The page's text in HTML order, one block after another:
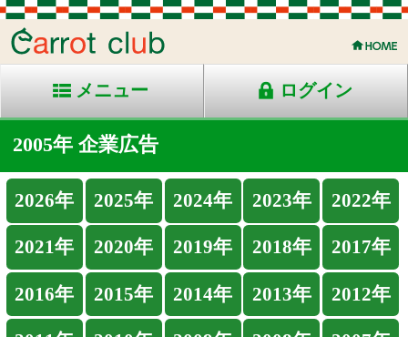
メニュー ログイン
2005年 企業広告
2026年 2025年 2024年
2021年 2020年 2019年 2018年 2017年
2016年 2015年 2014年 2013年 2012年
2011年 2010年 2009年 2008年 2007年
2006年 2005年 2003年 2002年 2000年
1998年